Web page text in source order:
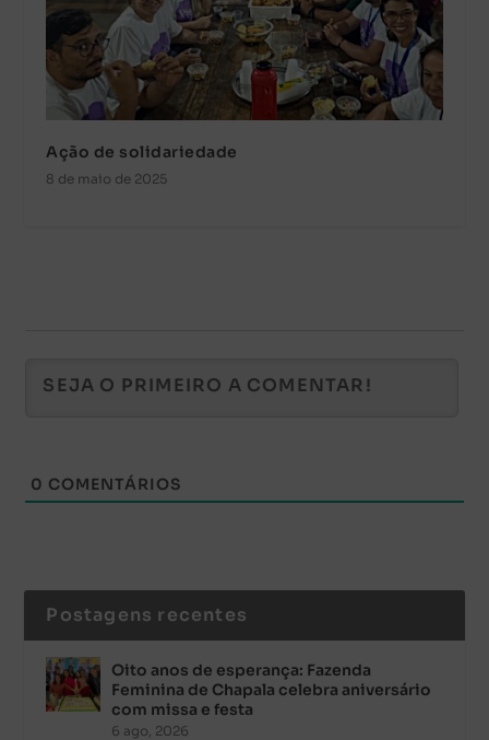
Ação de solidariedade
8 de maio de 2025
0 COMENTÁRIOS
Postagens recentes
Oito anos de esperança: Fazenda
Feminina de Chapala celebra aniversário
com missa e festa
6 ago, 2026